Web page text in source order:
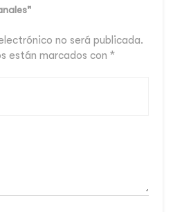
no será publicada.
están marcados con *